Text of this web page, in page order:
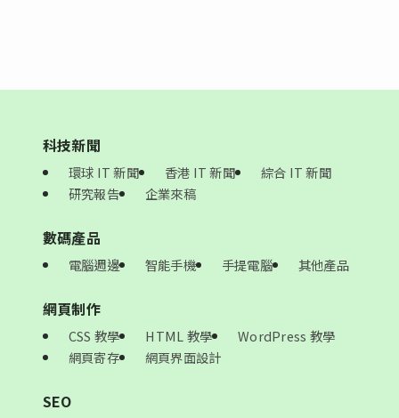
科技新聞
環球 IT 新聞 香港 IT 新聞
綜合 IT 新聞
研究報告
企業來稿
數碼產品
電腦週邊 智能手機 手提電腦 其他產品
網頁制作
CSS 教學 HTML 教學
WordPress 教學
網頁寄存
網頁界面設計
SEO